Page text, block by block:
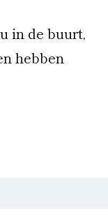
in de buurt,
hebben